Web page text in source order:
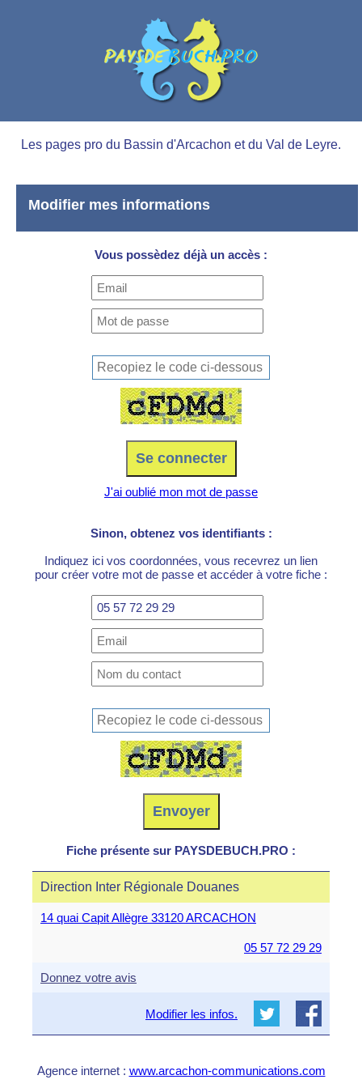
Les pages pro du Bassin d'Arcachon et du Val de Leyre.
Modifier mes informations
Vous possèdez déjà un accès :
J'ai oublié mon mot de passe
Sinon, obtenez vos identifiants :
Indiquez ici vos coordonnées, vous recevrez un lien
pour créer votre mot de passe et accéder à votre fiche :
Fiche présente sur PAYSDEBUCH.PRO :
Direction Inter Régionale Douanes
14 quai Capit Allègre 33120 ARCACHON
05 57 72 29 29
Donnez votre avis
Modifier les infos.
Agence internet : www.arcachon-communications.com